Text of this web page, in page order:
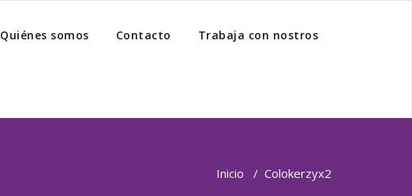
Quiénes somos Contacto Trabaja con nostros
Inicio / Colokerzyx2